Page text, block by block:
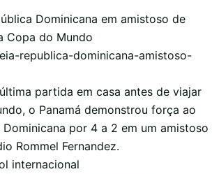
Dominicana em amistoso de
Copa do Mundo
republica-dominicana-amistoso-
última partida em casa antes de viajar
o Panamá demonstrou força ao
por 4 a 2 em um amistoso
Rommel Fernandez.
internacional